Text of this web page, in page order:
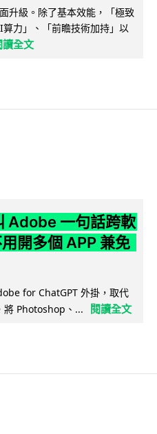
升級。除了基本效能，「極致
力」、「前瞻技術加持」以
讀全文
Adobe 一句話跨軟
開多個 APP 兼免
for ChatGPT 外掛，取代
將 Photoshop、...
閱讀全文